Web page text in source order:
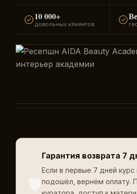
10 000+
довольных клиентов
Гарантия возврата 7
Если в первые 7 дней курс
подошёл, вернём оплату.